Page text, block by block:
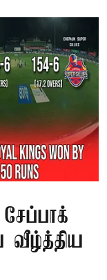
சேப்பாக்
வீழ்த்திய